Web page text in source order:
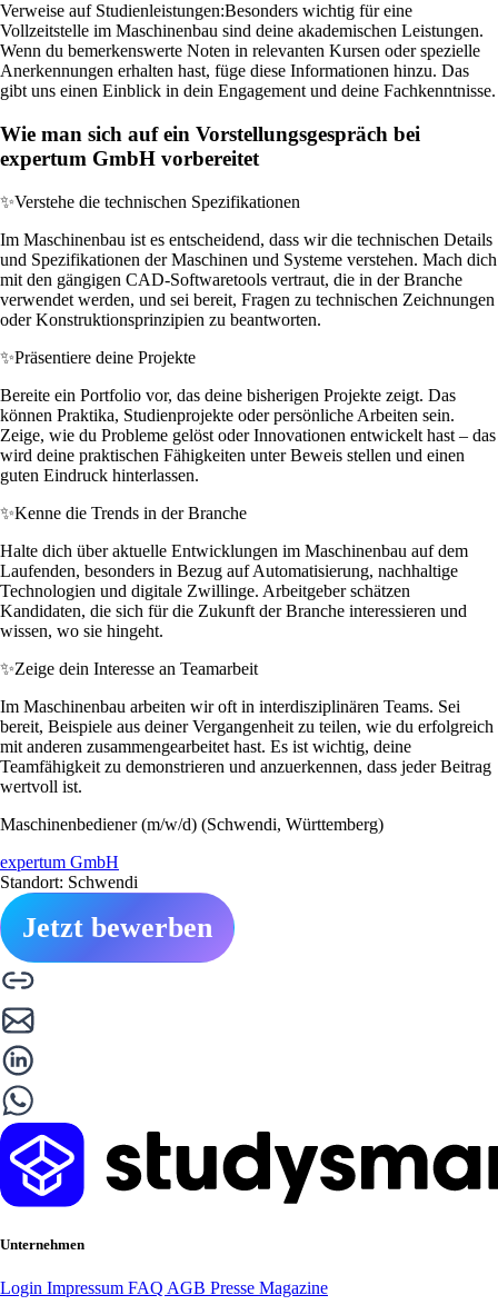
Verweise auf Studienleistungen:Besonders wichtig für eine
Vollzeitstelle im Maschinenbau sind deine akademischen Leistungen.
Wenn du bemerkenswerte Noten in relevanten Kursen oder spezielle
Anerkennungen erhalten hast, füge diese Informationen hinzu. Das
gibt uns einen Einblick in dein Engagement und deine Fachkenntnisse.
Wie man sich auf ein Vorstellungsgespräch bei
expertum GmbH vorbereitet
✨Verstehe die technischen Spezifikationen
Im Maschinenbau ist es entscheidend, dass wir die technischen Details
und Spezifikationen der Maschinen und Systeme verstehen. Mach dich
mit den gängigen CAD-Softwaretools vertraut, die in der Branche
verwendet werden, und sei bereit, Fragen zu technischen Zeichnungen
oder Konstruktionsprinzipien zu beantworten.
✨Präsentiere deine Projekte
Bereite ein Portfolio vor, das deine bisherigen Projekte zeigt. Das
können Praktika, Studienprojekte oder persönliche Arbeiten sein.
Zeige, wie du Probleme gelöst oder Innovationen entwickelt hast – das
wird deine praktischen Fähigkeiten unter Beweis stellen und einen
guten Eindruck hinterlassen.
✨Kenne die Trends in der Branche
Halte dich über aktuelle Entwicklungen im Maschinenbau auf dem
Laufenden, besonders in Bezug auf Automatisierung, nachhaltige
Technologien und digitale Zwillinge. Arbeitgeber schätzen
Kandidaten, die sich für die Zukunft der Branche interessieren und
wissen, wo sie hingeht.
✨Zeige dein Interesse an Teamarbeit
Im Maschinenbau arbeiten wir oft in interdisziplinären Teams. Sei
bereit, Beispiele aus deiner Vergangenheit zu teilen, wie du erfolgreich
mit anderen zusammengearbeitet hast. Es ist wichtig, deine
Teamfähigkeit zu demonstrieren und anzuerkennen, dass jeder Beitrag
wertvoll ist.
Maschinenbediener (m/w/d) (Schwendi, Württemberg)
expertum GmbH
Standort: Schwendi
Jetzt bewerben
Unternehmen
Login Impressum FAQ AGB Presse Magazine